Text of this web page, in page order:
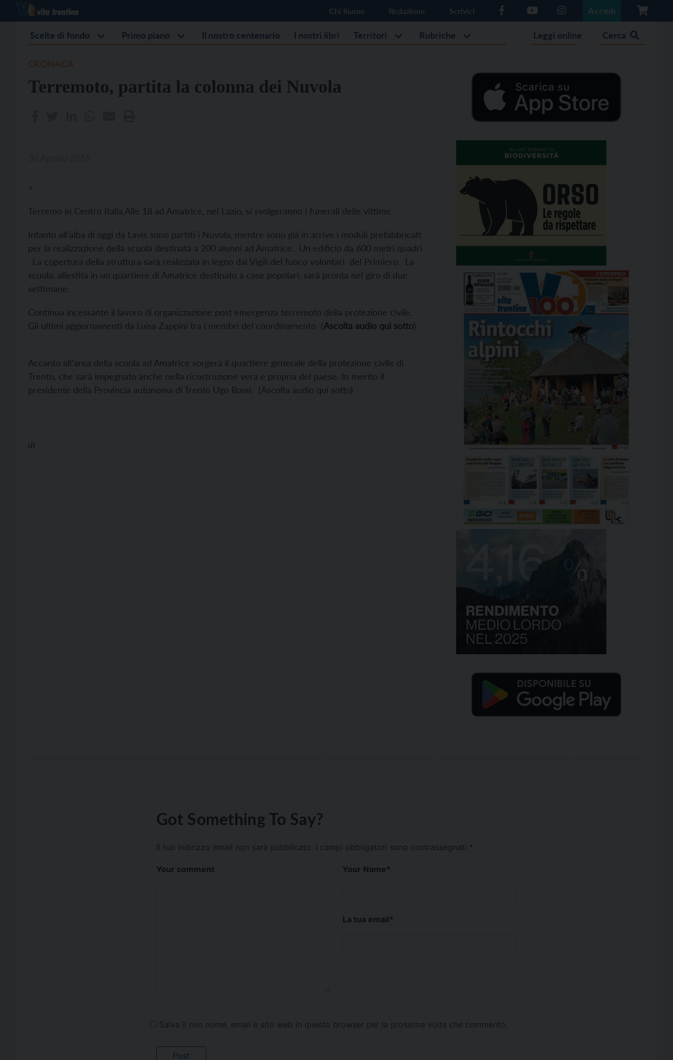
Chi Siamo Redazione Scrivici Accedi
Scelte di fondo Primo piano Il nostro centenario I nostri libri Territori Rubriche Leggi online Cerca
Terremoto, partita la colonna dei Nuvola
>
Terremo in Centro Italia.Alle 18 ad Amatrice, nel Lazio, si svolgeranno i funerali delle vittime.
Intanto all’alba di oggi da Lavis sono partiti i Nuvola, mentre sono già in arrivo i moduli prefabbricati
per la realizzazione della scuola destinata a 200 alunni ad Amatrice. Un edificio da 600 metri quadri
. La copertura della struttura sarà realizzata in legno dai Vigili del fuoco volontari del Primiero. La
scuola, allestita in un quartiere di Amatrice destinato a case popolari, sarà pronta nel giro di due
settimane.
Continua incessante il lavoro di organizzazione post emergenza terremoto della protezione civile.
Gli ultimi aggiornamenti da Luisa Zappini tra i membri del coordinamento (Ascolta audio qui sotto)
Accanto all’area della scuola ad Amatrice sorgerà il quartiere generale della protezione civile di
Trento, che sarà impegnato anche nella ricostruzione vera e propria del paese. In merito il
presidente della Provincia autonoma di Trento Ugo Rossi. (Ascolta audio qui sotto)
di
Got Something To Say?
Il tuo indirizzo email non sarà pubblicato. I campi obbligatori sono contrassegnati *
Your comment Your Name*
La tua email*
Salva il mio nome, email e sito web in questo browser per la prossima volta che commento.